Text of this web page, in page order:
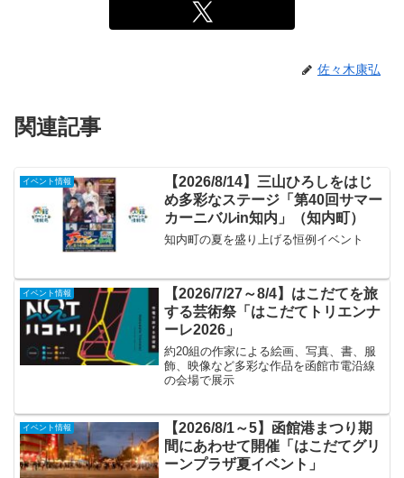
佐々木康弘
関連記事
イベント情報
【2026/8/14】三山ひろしをはじ
め多彩なステージ「第40回サマー
カーニバルin知内」（知内町）
知内町の夏を盛り上げる恒例イベント
イベント情報
【2026/7/27～8/4】はこだてを旅
する芸術祭「はこだてトリエンナ
ーレ2026」
約20組の作家による絵画、写真、書、服
飾、映像など多彩な作品を函館市電沿線
の会場で展示
イベント情報
【2026/8/1～5】函館港まつり期
間にあわせて開催「はこだてグリ
ーンプラザ夏イベント」